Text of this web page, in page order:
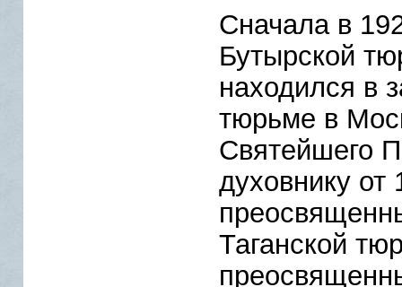
Сначала в
Бутырской
находился в
тюрьме в
Святейшего
духовнику от
Таганской